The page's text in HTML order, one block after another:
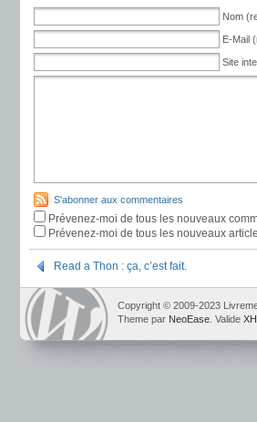
Nom
E-Mail
Site
S'abonner aux commentaires
Prévenez-moi de tous les nouveaux
Prévenez-moi de tous les nouveaux
Read a Thon : ça, c’est fait.
Copyright © 2009-2023
Theme par NeoEase . Valide